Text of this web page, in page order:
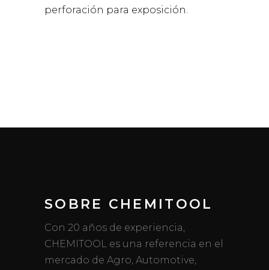
perforación para exposición.
SOBRE CHEMITOOL
Con 20 años de experiencia,
CHEMITOOL es una referencia en el
mercado de Agro, Automotive,